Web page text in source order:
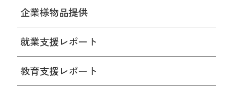
企業様物品提供
就業支援レポート
教育支援レポート